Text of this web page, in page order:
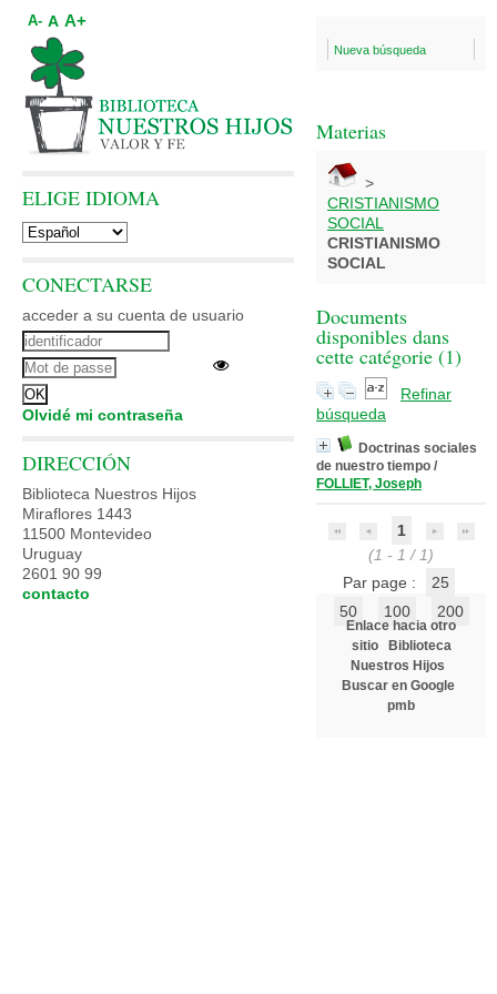
Nueva búsqueda
Materias
>
CRISTIANISMO
SOCIAL
CRISTIANISMO
SOCIAL
Documents
disponibles dans
cette catégorie (1)
Refinar
búsqueda
Doctrinas sociales
de nuestro tiempo /
FOLLIET, Joseph
1
(1 - 1 / 1)
Par page :
25
50
100 200
Enlace hacia otro
sitio
Biblioteca
Nuestros Hijos
Buscar en Google
pmb
A- A A+
ELIGE IDIOMA
CONECTARSE
acceder a su cuenta de usuario
Olvidé mi contraseña
DIRECCIÓN
Biblioteca Nuestros Hijos
Miraflores 1443
11500 Montevideo
Uruguay
2601 90 99
contacto